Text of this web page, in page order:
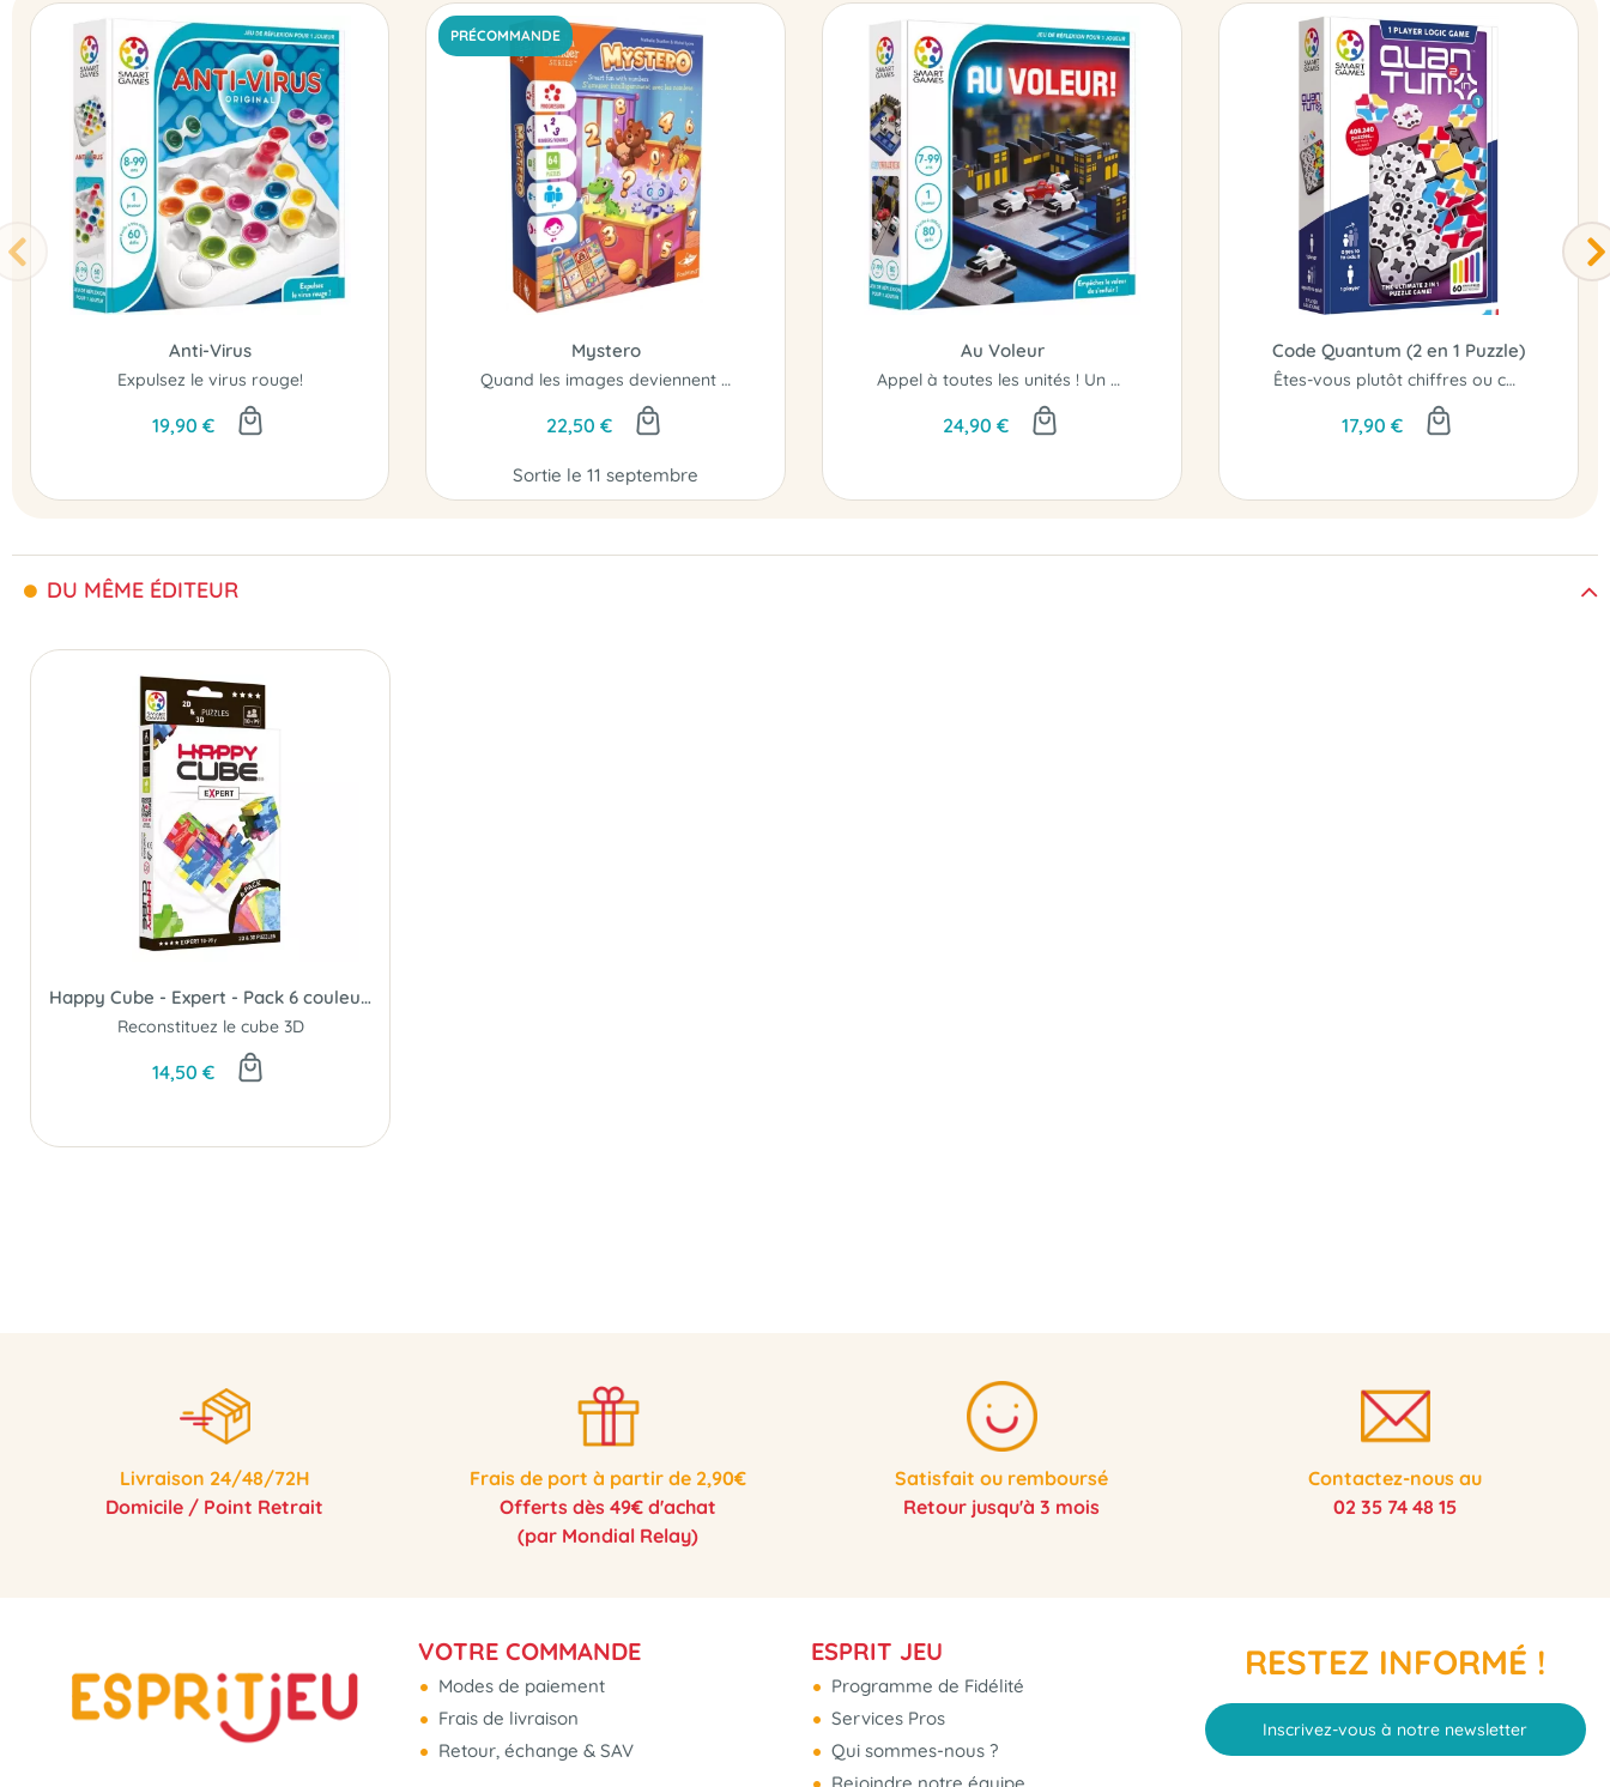
Anti-Virus
Expulsez le virus rouge!
19,90 €
PRÉCOMMANDE
Mystero
Quand les images deviennent des indices...
22,50 €
Sortie le 11 septembre
Au Voleur
Appel à toutes les unités ! Un voleur au volant d'une voiture rouge tente...
24,90 €
Code Quantum (2 en 1 Puzzle)
Êtes-vous plutôt chiffres ou couleurs ?
17,90 €
DU MÊME ÉDITEUR
Happy Cube - Expert - Pack 6 couleurs
Reconstituez le cube 3D
14,50 €
Livraison 24/48/72H
Domicile / Point Retrait
Frais de port à partir de 2,90€
Offerts dès 49€ d'achat
(par Mondial Relay)
Satisfait ou remboursé
Retour jusqu'à 3 mois
Contactez-nous au
02 35 74 48 15
VOTRE COMMANDE
Modes de paiement
Frais de livraison
Retour, échange & SAV
ESPRIT JEU
Programme de Fidélité
Services Pros
Qui sommes-nous ?
Rejoindre notre équipe...
RESTEZ INFORMÉ !
Inscrivez-vous à notre newsletter